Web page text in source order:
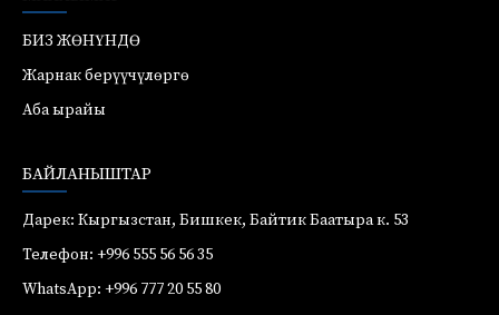
БИЗ ЖӨНҮНДӨ
Жарнак берүүчүлөргө
Аба ырайы
БАЙЛАНЫШТАР
Дарек: Кыргызстан, Бишкек, Байтик Баатыра к. 53
Телефон: +996 555 56 56 35
WhatsApp: +996 777 20 55 80